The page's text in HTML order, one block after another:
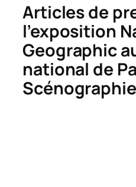
Articles de
l’exposition
Geographic
national de
Scénographie